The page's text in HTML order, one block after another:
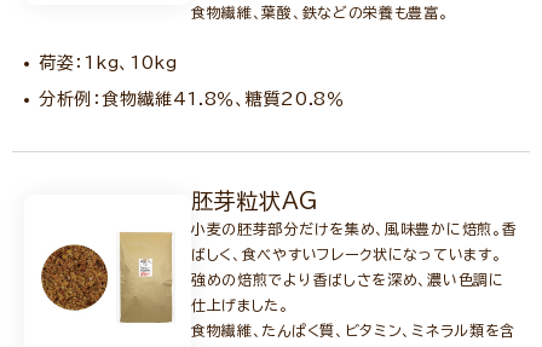
食物繊維、葉酸、鉄などの栄養も豊富。
荷姿：1kg、10kg
分析例：食物繊維41.8％、糖質20.8％
胚芽粒状AG
小麦の胚芽部分だけを集め、風味豊かに焙煎。香
ばしく、食べやすいフレーク状になっています。
強めの焙煎でより香ばしさを深め、濃い色調に
仕上げました。
食物繊維、たんぱく質、ビタミン、ミネラル類を含